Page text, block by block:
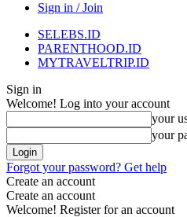
Sign in / Join
SELEBS.ID
PARENTHOOD.ID
MYTRAVELTRIP.ID
Sign in
Welcome! Log into your account
your
your
Forgot your password? Get help
Create an account
Create an account
Welcome! Register for an account